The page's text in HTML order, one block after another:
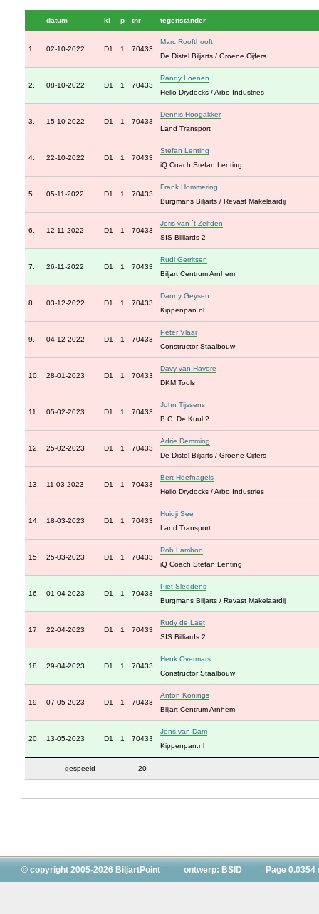
datum kl p tnr tegenstander
1. 02-10-2022 D1 1 70433
Marc Roofthooft
De Distel Biljarts / Groene Cijfers
2. 08-10-2022 D1 1 70433
Randy Loenen
Hello Drydocks / Arbo Industries
3. 15-10-2022 D1 1 70433
Dennis Hoogakker
Land Transport
4. 22-10-2022 D1 1 70433
Stefan Lenting
iQ Coach Stefan Lenting
5. 05-11-2022 D1 1 70433
Frank Hommering
Burgmans Biljarts / Revast Makelaardij
6. 12-11-2022 D1 1 70433
Joris van `t Zelfden
SIS Billiards 2
7. 26-11-2022 D1 1 70433
Rudi Gerritsen
Biljart Centrum Arnhem
8. 03-12-2022 D1 1 70433
Danny Geysen
Kippenpan.nl
9. 04-12-2022 D1 1 70433
Peter Vlaar
Constructor Staalbouw
10. 28-01-2023 D1 1 70433
Davy van Havere
DKM Tools
11. 05-02-2023 D1 1 70433
John Tijssens
B.C. De Kuul 2
12. 25-02-2023 D1 1 70433
Adrie Demming
De Distel Biljarts / Groene Cijfers
13. 11-03-2023 D1 1 70433
Bert Hoefnagels
Hello Drydocks / Arbo Industries
14. 18-03-2023 D1 1 70433
Huidji See
Land Transport
15. 25-03-2023 D1 1 70433
Rob Lamboo
iQ Coach Stefan Lenting
16. 01-04-2023 D1 1 70433
Piet Sleddens
Burgmans Biljarts / Revast Makelaardij
17. 22-04-2023 D1 1 70433
Rudy de Laet
SIS Billiards 2
18. 29-04-2023 D1 1 70433
Henk Overmars
Constructor Staalbouw
19. 07-05-2023 D1 1 70433
Anton Konings
Biljart Centrum Arnhem
20. 13-05-2023 D1 1 70433
Jens van Dam
Kippenpan.nl
gespeeld 20
© copyright 2005-2026 BiljartPoint ontwerp: BSID Page 0.0354